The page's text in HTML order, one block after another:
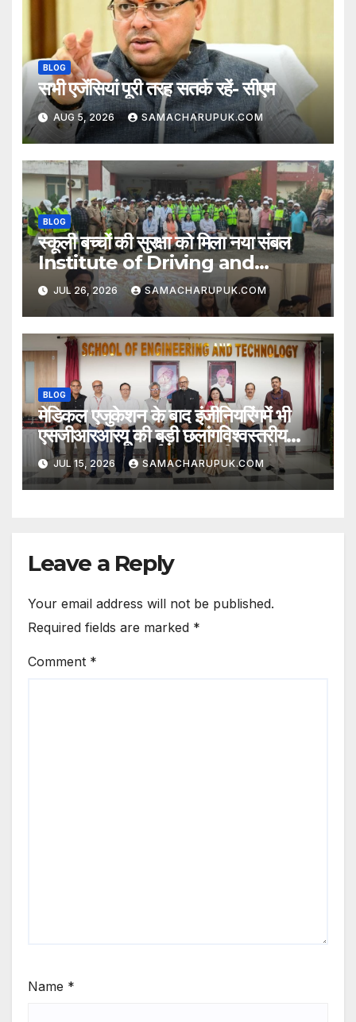
BLOG
सभी एजेंसियां पूरी तरह सतर्क रहें- सीएम
AUG 5, 2026 SAMACHARUPUK.COM
BLOG
स्कूली बच्चों की सुरक्षा को मिला नया संबल
Institute of Driving and
Traffic Research (IDTR),
Dehradun में 70 स्कूल बस चालक एवं
सहायकों को सड़क सुरक्षा, आपदा प्रबंधन एवं
प्राथमिक उपचार का विशेष प्रशिक्षण
JUL 26, 2026 SAMACHARUPUK.COM
BLOG
मेडिकल एजुकेशन के बाद इंजीनियरिंगमें भी
एसजीआरआरयू की बड़ी छलांगविश्वस्तरीय
इंफ्रास्ट्रक्चर, एआई आधारित शिक्षा और
वैश्विक सहयोग से तकनीकी शिक्षा को मिलेगी
नई दिशा
JUL 15, 2026 SAMACHARUPUK.COM
Leave a Reply
Your email address will not be published.
Required fields are marked *
Comment *
Name *